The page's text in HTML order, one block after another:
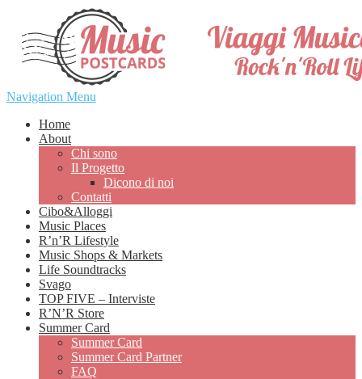
Navigation Menu
Home
About
Chi sono
Il Progetto
Dicono di noi
Contatti
Cibo&Alloggi
Music Places
R’n’R Lifestyle
Music Shops & Markets
Life Soundtracks
Svago
TOP FIVE – Interviste
R’N’R Store
Summer Card
Summer Card
Summer Card Partner
FAQ